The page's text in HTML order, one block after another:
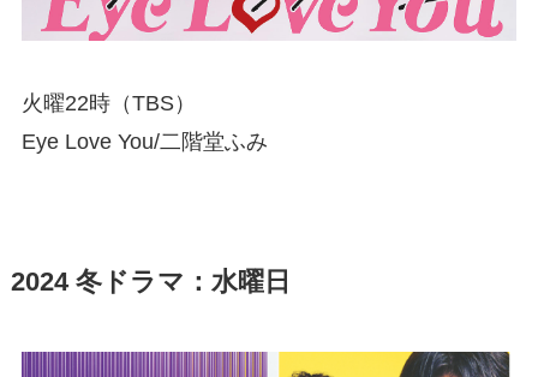
火曜22時（TBS）
Eye Love You/二階堂ふみ
2024 冬ドラマ：水曜日